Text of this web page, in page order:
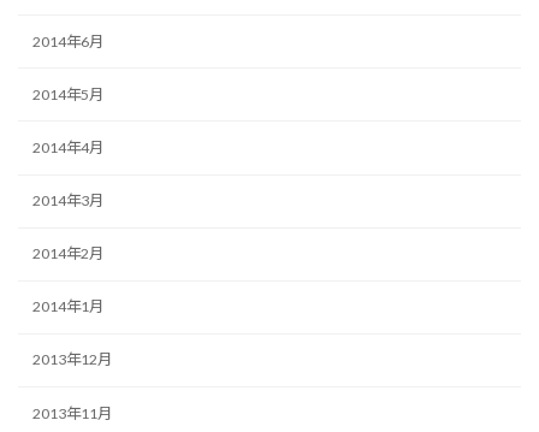
2014年6月
2014年5月
2014年4月
2014年3月
2014年2月
2014年1月
2013年12月
2013年11月